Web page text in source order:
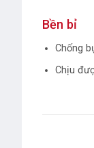
Bền bỉ
Chống
Chịu